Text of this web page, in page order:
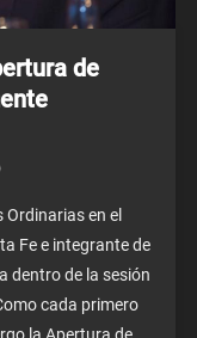
de
en el
Fe e integrante de
dentro de la sesión
cada primero
la Apertura de